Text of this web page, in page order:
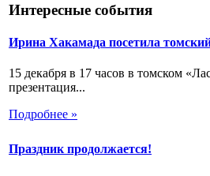
Интересные события
Ирина Хакамада посетила
15 декабря в 17 часов в томском
презентация...
Подробнее »
Праздник продолжается!